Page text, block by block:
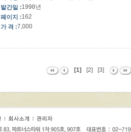
발간일 :1998년
페이지 :162
가 격 :7,000
[1] [2] [3]